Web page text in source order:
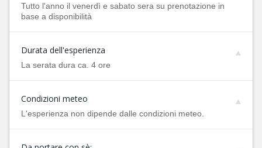
Tutto l'anno il venerdì e sabato sera su prenotazione in
base a disponibilità
Durata dell'esperienza
La serata dura ca. 4 ore
Condizioni meteo
L'esperienza non dipende dalle condizioni meteo.